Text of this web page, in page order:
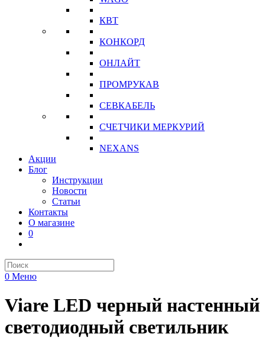
КВТ
КОНКОРД
ОНЛАЙТ
ПРОМРУКАВ
СЕВКАБЕЛЬ
СЧЕТЧИКИ МЕРКУРИЙ
NEXANS
Акции
Блог
Инструкции
Новости
Статьи
Контакты
О магазине
0
0 Меню
Viare LED черный настенный
светодиодный светильник